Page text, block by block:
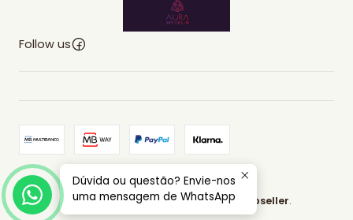
Follow us
2026 AURA EMPORIUM.
All Rights Reserved.Powered by Jumpseller.
Dúvida ou questão? Envie-nos
uma mensagem de WhatsApp